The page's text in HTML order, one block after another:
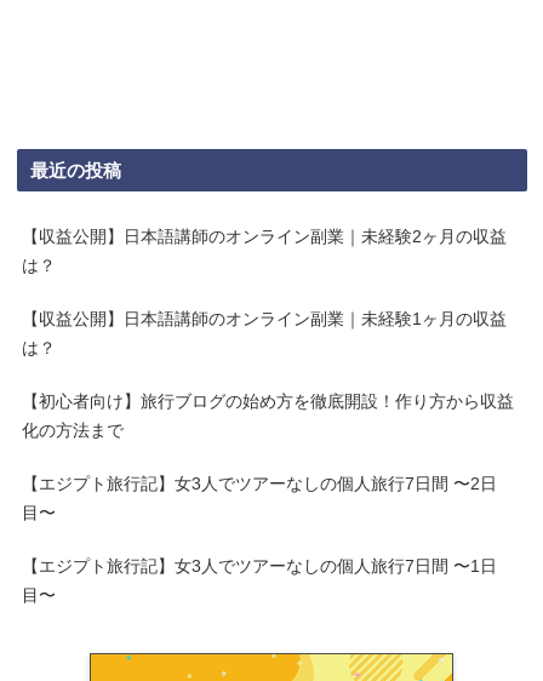
最近の投稿
【収益公開】日本語講師のオンライン副業｜未経験2ヶ月の収益
は？
【収益公開】日本語講師のオンライン副業｜未経験1ヶ月の収益
は？
【初心者向け】旅行ブログの始め方を徹底開設！作り方から収益
化の方法まで
【エジプト旅行記】女3人でツアーなしの個人旅行7日間 〜2日
目〜
【エジプト旅行記】女3人でツアーなしの個人旅行7日間 〜1日
目〜